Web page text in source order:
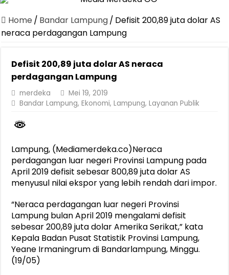
Dirut Jasa Raharja Dampingi Wamenhub Tinjau Penanganan
Pastikan Pelayanan Maksimal, Direksi Jasa Raharja Tinjau Korban
Jasa Raharja Jamin Seluruh Korban Kebakaran KM Mutiara
Gelar Audiensi, Jasa Raharja dan Kementerian PANRB Perkuat
Berkontribusi terhadap Keselamatan dan Mobilitas Masyarakat,
Ketua PMI Provinsi Lampung Lantik Pengurus PMI Lampung
Home / Bandar Lampung/ Defisit 200,89 juta dolar AS
neraca perdagangan Lampung
Defisit 200,89 juta dolar AS neraca
perdagangan Lampung
merdeka
Mei 19, 2019
Bandar Lampung,Ekonomi,Lampung,Layanan Publik
Lampung, (Mediamerdeka.co)Neraca
perdagangan luar negeri Provinsi Lampung pada
April 2019 defisit sebesar 800,89 juta dolar AS
menyusul nilai ekspor yang lebih rendah dari impor.
“Neraca perdagangan luar negeri Provinsi
Lampung bulan April 2019 mengalami defisit
sebesar 200,89 juta dolar Amerika Serikat,” kata
Kepala Badan Pusat Statistik Provinsi Lampung,
Yeane Irmaningrum di Bandarlampung, Minggu.
(19/05)